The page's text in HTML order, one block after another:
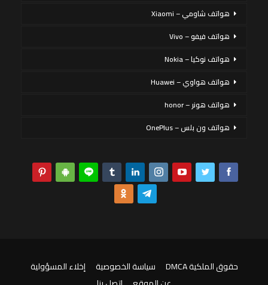
هواتف شاومي – Xiaomi
هواتف فيفو – Vivo
هواتف نوكيا – Nokia
هواتف هواوي – Huawei
هواتف هونر – honor
هواتف ون بلس – OnePlus
حقوق الملكية DMCA سياسة الخصوصية
إخلاء المسؤولية